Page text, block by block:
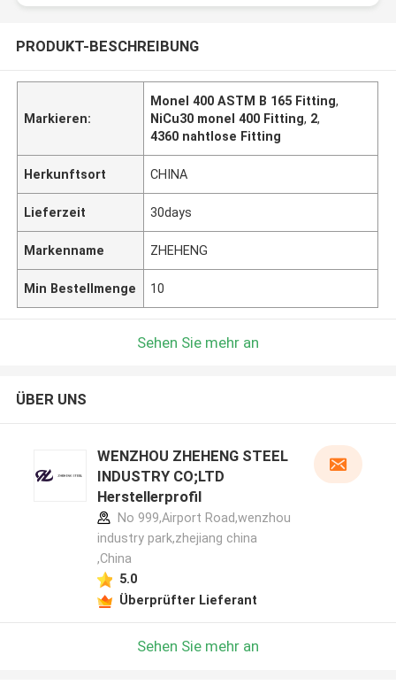
PRODUKT-BESCHREIBUNG
Markieren:
Monel 400 ASTM B 165 Fitting,
NiCu30 monel 400 Fitting, 2,
4360 nahtlose Fitting
Herkunftsort CHINA
Lieferzeit 30days
Markenname ZHEHENG
Min Bestellmenge 10
Sehen Sie mehr an
ÜBER UNS
WENZHOU ZHEHENG STEEL
INDUSTRY CO;LTD
Herstellerprofil
No 999,Airport Road,wenzhou
industry park,zhejiang china
,China
5.0
Überprüfter Lieferant
Sehen Sie mehr an